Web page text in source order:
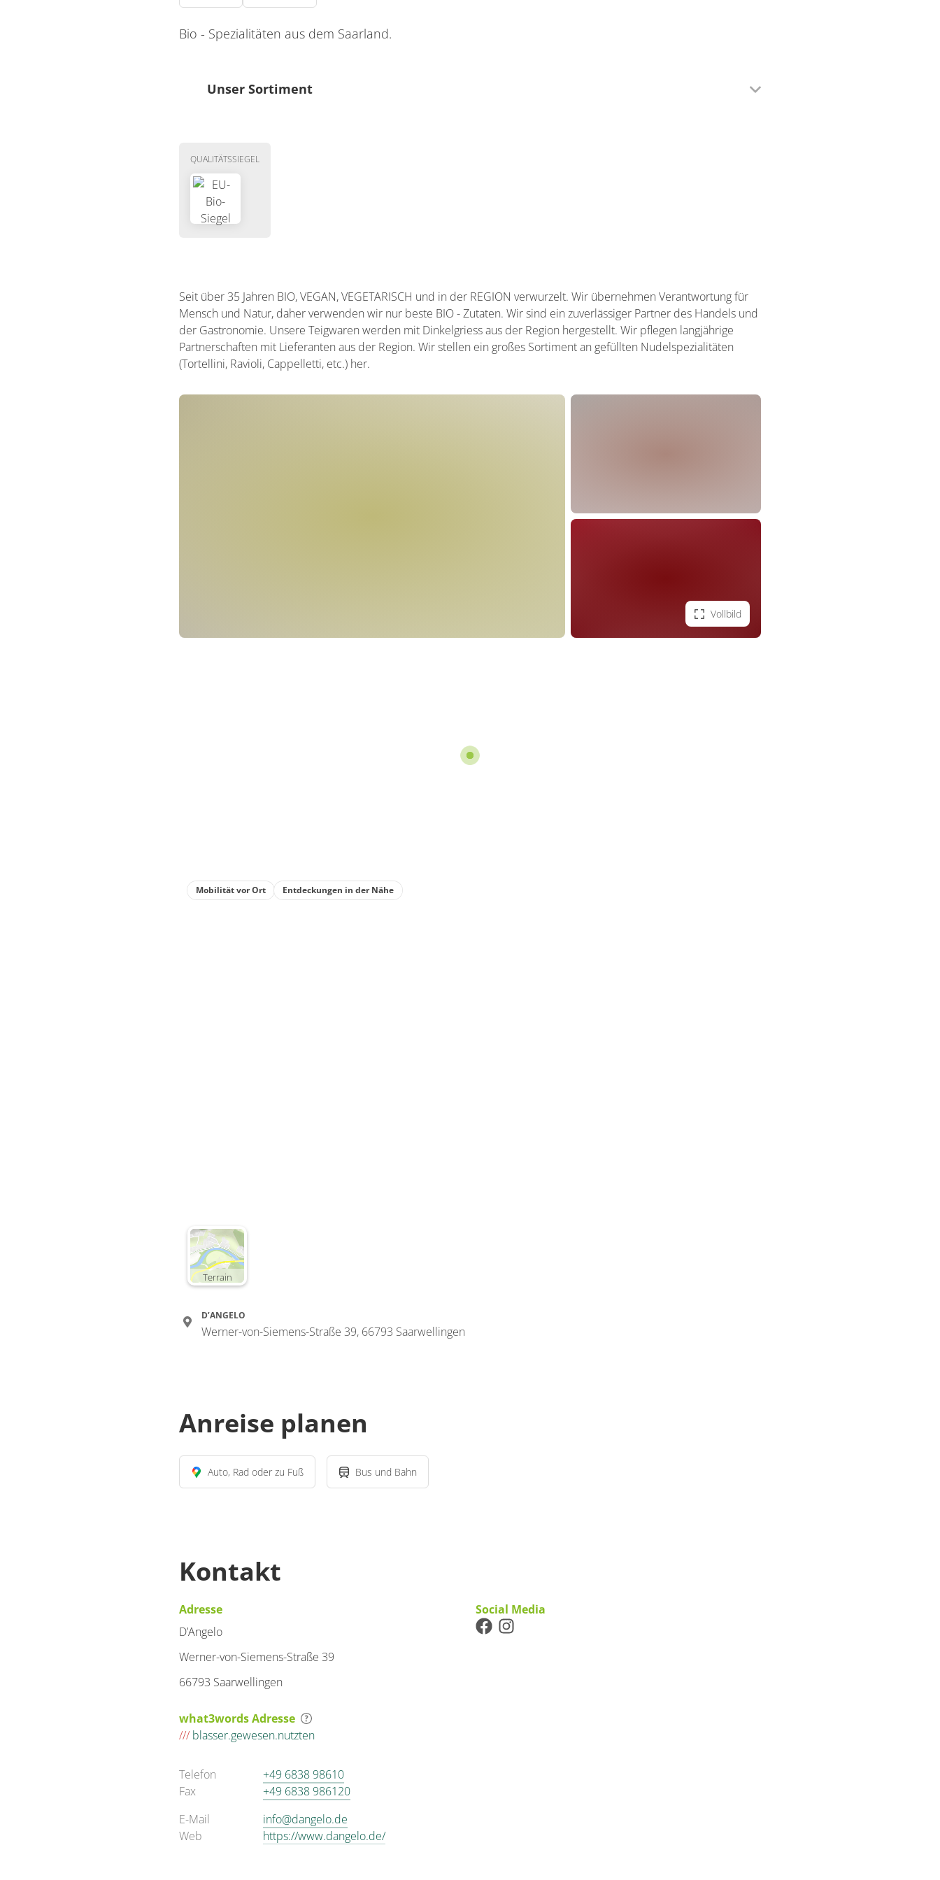
Bio - Spezialitäten aus dem Saarland.
Unser Sortiment
QUALITÄTSSIEGEL
Seit über 35 Jahren BIO, VEGAN, VEGETARISCH und in der REGION verwurzelt. Wir übernehmen Verantwortung für
Mensch und Natur, daher verwenden wir nur beste BIO - Zutaten. Wir sind ein zuverlässiger Partner des Handels und
der Gastronomie. Unsere Teigwaren werden mit Dinkelgriess aus der Region hergestellt. Wir pflegen langjährige
Partnerschaften mit Lieferanten aus der Region. Wir stellen ein großes Sortiment an gefüllten Nudelspezialitäten
(Tortellini, Ravioli, Cappelletti, etc.) her.
Vollbild
Terrain
Mobilität vor Ort Entdeckungen in der Nähe
D’ANGELO
Werner-von-Siemens-Straße 39, 66793 Saarwellingen
Anreise planen
Auto, Rad oder zu Fuß Bus und Bahn
Kontakt
Adresse
D’Angelo
Werner-von-Siemens-Straße 39
66793 Saarwellingen
what3words Adresse
/// blasser.gewesen.nutzten
Telefon
+49 6838 98610
Fax
+49 6838 986120
E-Mail
info@dangelo.de
Web
https://www.dangelo.de/
Social Media